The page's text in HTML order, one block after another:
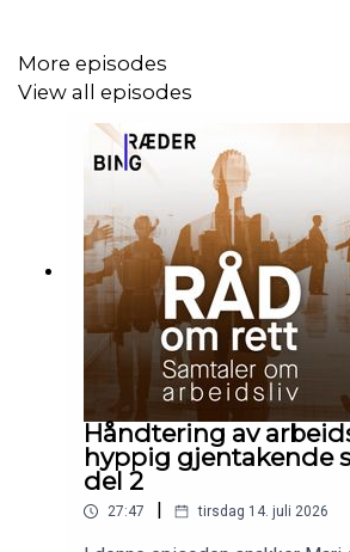
More episodes
View all episodes
Håndtering av
hyppig gjentakende
del 2
27:47 tirsdag 14. juli 2026